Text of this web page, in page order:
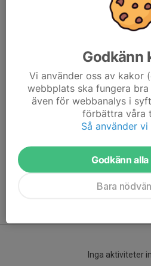
Här hamnar automatiskt de senaste
att kunna börja administrera
/Svenskalag.se
Inga aktiviteter
Godkänn
Vi använder oss av kakor
webbplats ska fungera
även för webbanalys i
förbättra våra
Så använder
Godkänn
Bara